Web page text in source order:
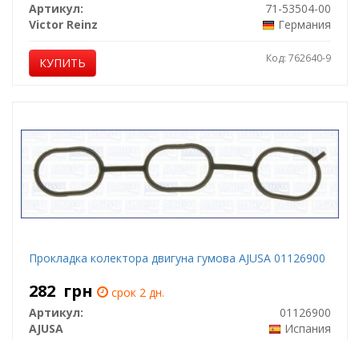
Артикул:
71-53504-00
Victor Reinz
Германия
КУПИТЬ Код: 762640-9
Прокладка колектора двигуна гумова AJUSA 01126900
282 грн
срок 2 дн.
Артикул:
01126900
AJUSA
Испания